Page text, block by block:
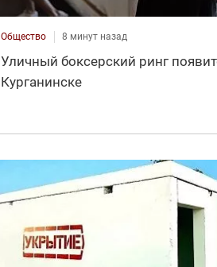
Общество 8 минут назад
Уличный боксерский ринг
Курганинске